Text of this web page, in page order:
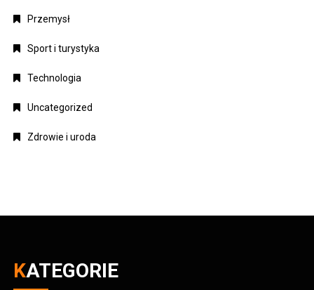
Przemysł
Sport i turystyka
Technologia
Uncategorized
Zdrowie i uroda
KATEGORIE